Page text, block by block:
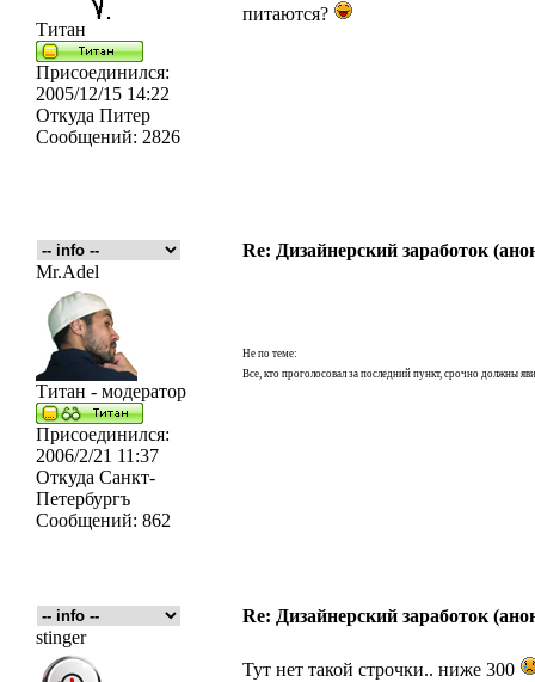
Титан
Присоединился:
2005/12/15 14:22
Откуда Питер
Сообщений: 2826
питаются?
Re: Дизайнерский заработок
Mr.Adel
Титан - модератор
Присоединился:
2006/2/21 11:37
Откуда Санкт-
Петербургъ
Сообщений: 862
Не по теме:
Все, кто проголосовал за последний пункт, срочно должны
Re: Дизайнерский заработок
stinger
Тут нет такой строчки.. ниже 300